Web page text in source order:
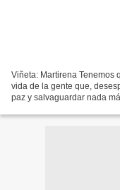
Viñeta: Martirena Tenemos
vida de la gente que,
paz y salvaguardar nada